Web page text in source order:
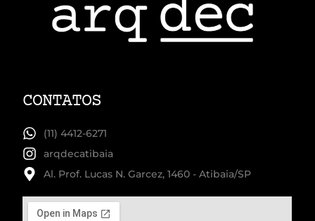
CONTATOS
(11) 4412-6271
arqdecatibaia
Al. Prof. Lucas N. Garcez, 1460 - Atibaia/SP